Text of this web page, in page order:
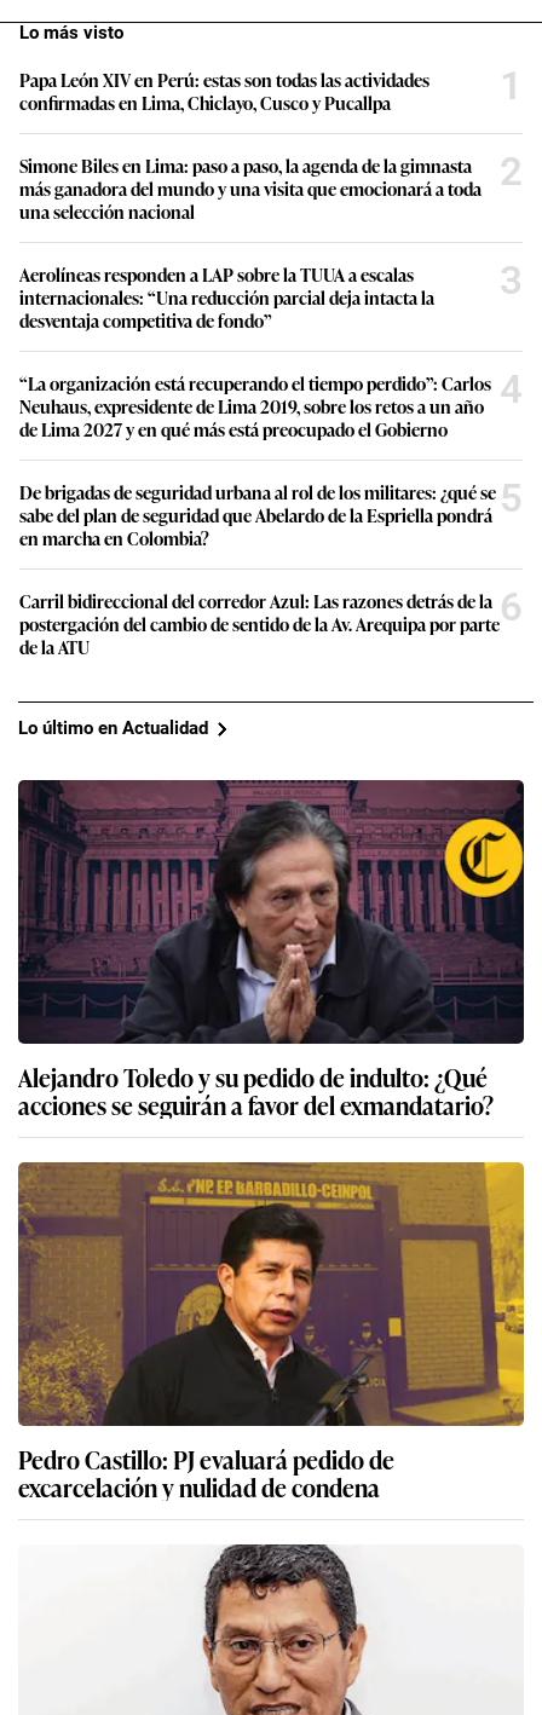
Lo más visto
Papa León XIV en Perú: estas son todas las actividades
confirmadas en Lima, Chiclayo, Cusco y Pucallpa
1
Simone Biles en Lima: paso a paso, la agenda de la gimnasta
más ganadora del mundo y una visita que emocionará a toda
una selección nacional
2
Aerolíneas responden a LAP sobre la TUUA a escalas
internacionales: “Una reducción parcial deja intacta la
desventaja competitiva de fondo”
3
“La organización está recuperando el tiempo perdido”: Carlos
Neuhaus, expresidente de Lima 2019, sobre los retos a un año
de Lima 2027 y en qué más está preocupado el Gobierno
4
De brigadas de seguridad urbana al rol de los militares: ¿qué se
sabe del plan de seguridad que Abelardo de la Espriella pondrá
en marcha en Colombia?
5
Carril bidireccional del corredor Azul: Las razones detrás de la
postergación del cambio de sentido de la Av. Arequipa por parte
de la ATU
6
Lo último en Actualidad
Alejandro Toledo y su pedido de indulto: ¿Qué
acciones se seguirán a favor del exmandatario?
Pedro Castillo: PJ evaluará pedido de
excarcelación y nulidad de condena